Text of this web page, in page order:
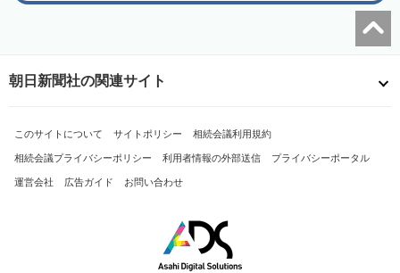
朝日新聞社の関連サイト
このサイトについて サイトポリシー 相続会議利用規約
相続会議プライバシーポリシー 利用者情報の外部送信 プライバシーポータル
運営会社 広告ガイド お問い合わせ